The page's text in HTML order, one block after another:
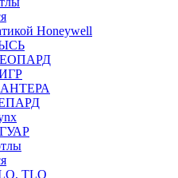
Honeywell
TLO